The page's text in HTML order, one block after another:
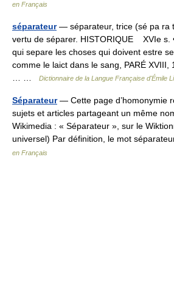
en Français
séparateur— séparateur, trice (sé pa ra
vertu de séparer. HISTORIQUE XVIe
qui separe les choses qui doivent estre
comme le laict dans le sang, PARÉ
… …
Dictionnaire de la Langue Française d'Émile
Séparateur— Cette page d’homonymie
sujets et articles partageant un même
Wikimedia : « Séparateur », sur le
universel) Par définition, le mot
en Français